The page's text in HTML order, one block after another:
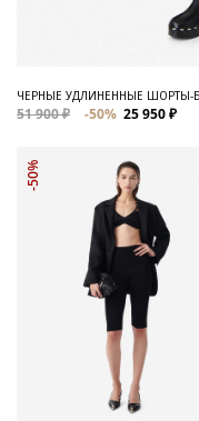
ЧЕРНЫЕ УДЛИНЕННЫЕ ШОРТЫ-
51 900 ₽ -50% 25 950 ₽
-50%